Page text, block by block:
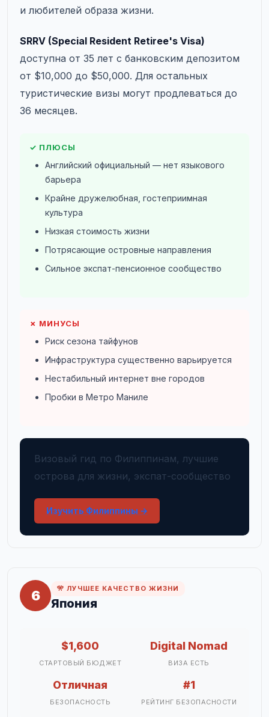
и любителей образа жизни.
SRRV (Special Resident Retiree's Visa)
доступна от 35 лет с банковским депозитом
от $10,000 до $50,000. Для остальных
туристические визы могут продлеваться до
36 месяцев.
✓ ПЛЮСЫ
Английский официальный — нет языкового
барьера
Крайне дружелюбная, гостеприимная
культура
Низкая стоимость жизни
Потрясающие островные направления
Сильное экспат-пенсионное сообщество
✗ МИНУСЫ
Риск сезона тайфунов
Инфраструктура существенно варьируется
Нестабильный интернет вне городов
Пробки в Метро Маниле
Визовый гид по Филиппинам, лучшие
острова для жизни, экспат-сообщество
Изучить Филиппины →
6 🎌 ЛУЧШЕЕ КАЧЕСТВО ЖИЗНИ
Япония
$1,600
СТАРТОВЫЙ БЮДЖЕТ
Digital Nomad
ВИЗА ЕСТЬ
Отличная
БЕЗОПАСНОСТЬ
#1
РЕЙТИНГ БЕЗОПАСНОСТИ